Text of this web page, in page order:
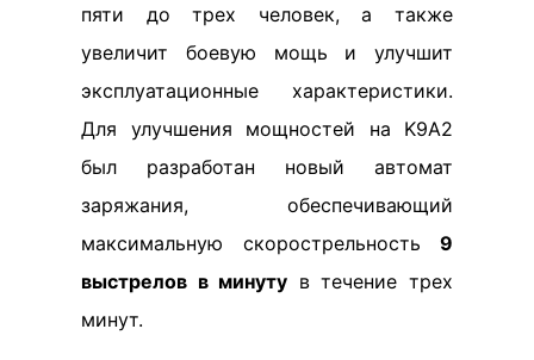
пяти до трех человек, а также
увеличит боевую мощь и улучшит
эксплуатационные характеристики.
Для улучшения мощностей на K9A2
был разработан новый автомат
заряжания, обеспечивающий
максимальную скорострельность 9
выстрелов в минуту в течение трех
минут.